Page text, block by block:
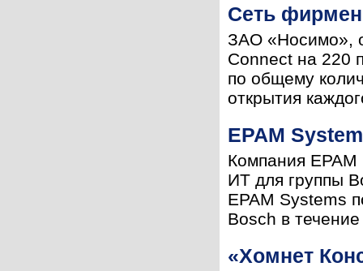
Сеть
ЗАО «Носимо»,
Connect на 220
по общему
открытия
EPAM
Компания EPAM
ИТ для группы
EPAM Systems
Bosch в
«Хомнет